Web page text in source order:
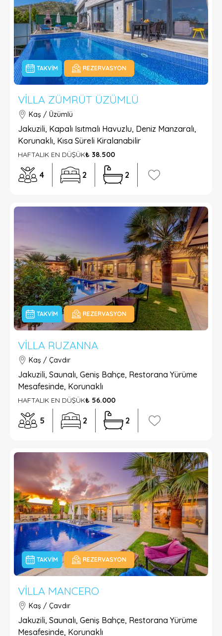
TAKVIM REZERVASYON
VILLA ZÜMRÜT ÜZÜMLÜ
Kaş / Üzümlü
Jakuzili, Kapalı Isıtmalı Havuzlu, Deniz Manzaralı,
Korunaklı, Kısa Süreli Kiralanabilir
HAFTALIK EN DÜŞÜK₺ 38.500
4 2 2
TAKVIM REZERVASYON
VILLA RUZANNA
Kaş / Çavdır
Jakuzili, Saunalı, Geniş Bahçe, Restorana Yürüme
Mesafesinde, Korunaklı
HAFTALIK EN DÜŞÜK₺ 56.000
5 2 2
TAKVIM REZERVASYON
VILLA MANCERO
Kaş / Çavdır
Jakuzili, Saunalı, Geniş Bahçe, Restorana Yürüme
Mesafesinde, Korunaklı